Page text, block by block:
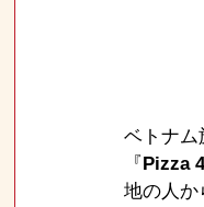
ベトナム
『 Pizza
地の人か